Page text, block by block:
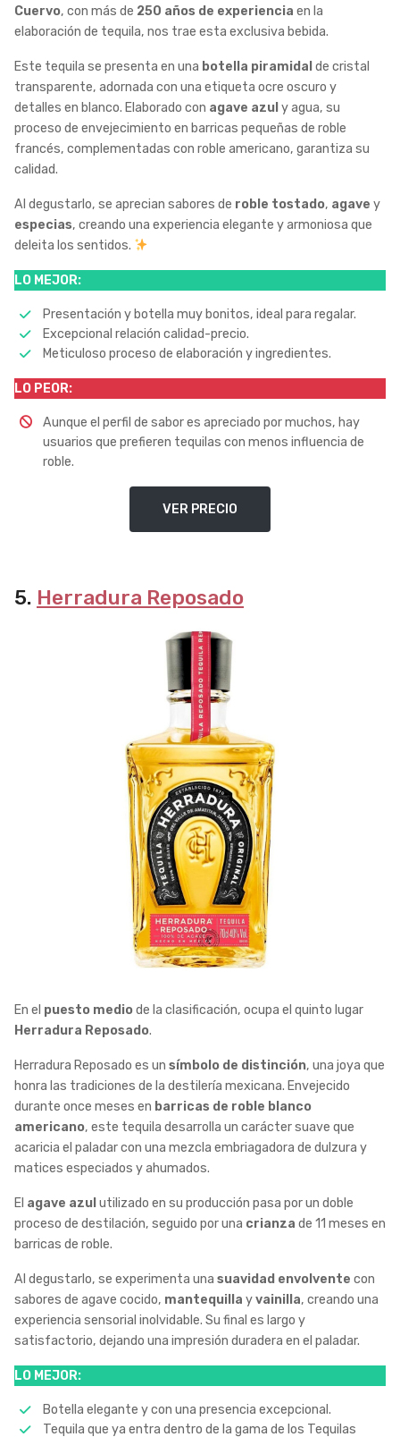
Cuervo, con más de 250 años de experiencia en la
elaboración de tequila, nos trae esta exclusiva bebida.
Este tequila se presenta en una botella piramidal de cristal
transparente, adornada con una etiqueta ocre oscuro y
detalles en blanco. Elaborado con agave azul y agua, su
proceso de envejecimiento en barricas pequeñas de roble
francés, complementadas con roble americano, garantiza su
calidad.
Al degustarlo, se aprecian sabores de roble tostado, agave y
especias, creando una experiencia elegante y armoniosa que
deleita los sentidos.
LO MEJOR:
Presentación y botella muy bonitos, ideal para regalar.
Excepcional relación calidad-precio.
Meticuloso proceso de elaboración y ingredientes.
LO PEOR:
Aunque el perfil de sabor es apreciado por muchos, hay
usuarios que prefieren tequilas con menos influencia de
roble.
VER PRECIO
5. Herradura Reposado
En el puesto mediode la clasificación, ocupa el quinto lugar
Herradura Reposado.
Herradura Reposado es un símbolo de distinción, una joya que
honra las tradiciones de la destilería mexicana. Envejecido
durante once meses en barricas de roble blanco
americano, este tequila desarrolla un carácter suave que
acaricia el paladar con una mezcla embriagadora de dulzura y
matices especiados y ahumados.
El agave azul utilizado en su producción pasa por un doble
proceso de destilación, seguido por una crianza de 11 meses en
barricas de roble.
Al degustarlo, se experimenta una suavidad envolvente con
sabores de agave cocido, mantequilla yvainilla, creando una
experiencia sensorial inolvidable. Su final es largo y
satisfactorio, dejando una impresión duradera en el paladar.
LO MEJOR:
Botella elegante y con una presencia excepcional.
Tequila que ya entra dentro de la gama de los Tequilas